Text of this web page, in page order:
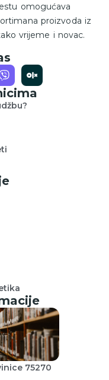
omogućava
proizvoda iz
vrijeme i novac.
75270